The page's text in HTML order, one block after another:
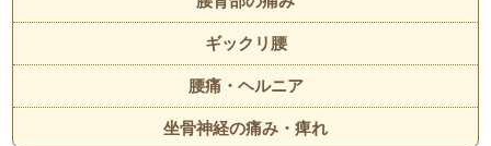
ギックリ腰
腰痛・ヘルニア
坐骨神経の痛み・痺れ